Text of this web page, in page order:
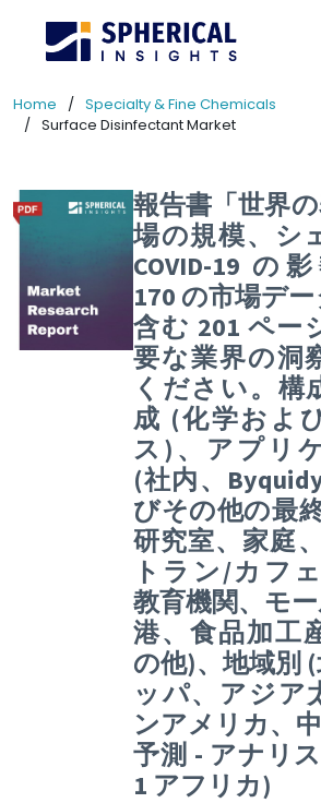
Home
Specialty & Fine Chemicals
Surface Disinfectant Market
報告書「世界
場の規模、シ
COVID-19 の
170 の市場デ
含む 201 ペー
要な業界の洞
ください。構
成 (化学およ
ス)、アプリ
(社内、
びその他の最
研究室、家庭
トラン/カフェ
教育機関、モ
港、食品加工
の他)、地域別
ッパ、アジア
ンアメリカ、
予測 - アナリ
1 アフリカ)